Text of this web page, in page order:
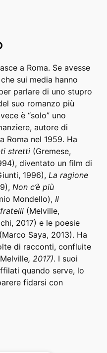
a Roma. Se avesse
sui media hanno
parlare di uno stupro
suo romanzo più
è “solo” uno
autore di
Roma nel 1959. Ha
stretti (Gremese,
diventato un film di
1996), La ragione
Non c’è più
Mondello), Il
(Melville,
2017) e le poesie
(Marco Saya, 2013). Ha
di racconti, confluite
Melville, 2017). I suoi
quando serve, lo
fidarsi con